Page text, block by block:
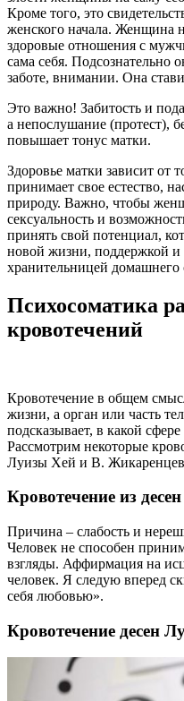
Кроме того, это
женского начала. Женщина
здоровые отношения с
сама себя. Подсознательно
заботе, внимании. Она
Это важно! Забитость и
а непослушание (протест),
повышает тонус матки.
Здоровье матки зависит от
принимает свое естество,
природу. Важно, чтобы
сексуальность и
принять свой потенциал,
новой жизни, поддержкой
хранительницей домашнего
Психосоматика
кровотечений
Кровотечение в общем
жизни, а орган или часть
подсказывает, в какой
Рассмотрим некоторые
Луизы Хей и В.
Кровотечение из
Причина – слабость и
Человек не способен
взгляды. Аффирмация на
человек. Я следую вперед
себя любовью».
Кровотечение десен